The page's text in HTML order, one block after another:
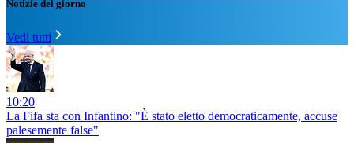
Notizie del giorno
Vedi tutti
10:20
La Fifa sta con Infantino: "È stato eletto democraticamente, accuse
palesemente false"